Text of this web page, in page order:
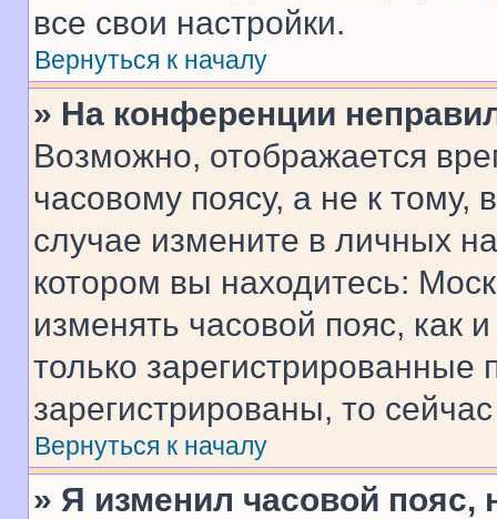
все свои настройки.
Вернуться к началу
» На конференции
Возможно, отображается
часовому поясу, а не к тому,
случае измените в личных
котором вы находитесь:
изменять часовой пояс, как
только
зарегистрированы, то
Вернуться к началу
» Я изменил часовой пояс,